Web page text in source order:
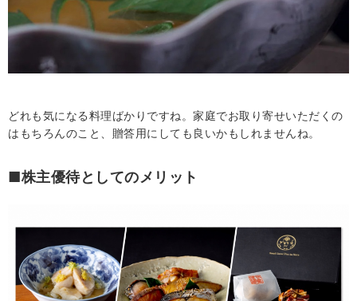
どれも気になる料理ばかりですね。家庭でお取り寄せいただくの
はもちろんのこと、贈答用にしても良いかもしれませんね。
■株主優待としてのメリット